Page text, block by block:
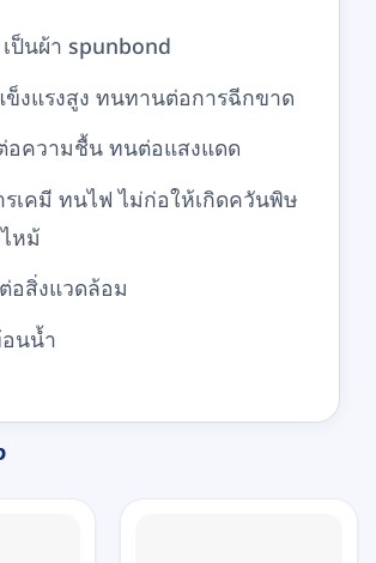
ป็นผ้า spunbond
งแรงสูง ทนทานต่อการฉีกขาด
ความชื้น ทนต่อแสงแดด
เคมี ทนไฟ ไม่ก่อให้เกิดควันพิษ
หม้
อสิ่งแวดล้อม
นน้ำ